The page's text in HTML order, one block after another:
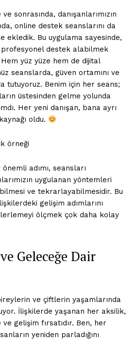
sonrasında, danışanlarımızın
online destek seanslarını da
ekledik. Bu uygulama sayesinde,
profesyonel destek alabilmek
yüz yüze hem de dijital
seanslarda, güven ortamını ve
tutuyoruz. Benim için her seans;
üstesinden gelme yolunda
Her yeni danışan, bana ayrı
oldu.
adımı, seansları
uygulanan yöntemleri
ve tekrarlayabilmesidir. Bu
gelişim adımlarını
ölçmek çok daha kolay
Geleceğe Dair
ve çiftlerin yaşamlarında
İlişkilerde yaşanan her aksilik,
gelişim fırsatıdır. Ben, her
yeniden parladığını